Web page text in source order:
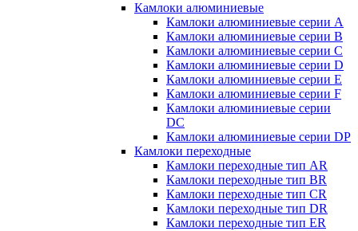
Камлоки алюминиевые
Камлоки алюминиевые серии А
Камлоки алюминиевые серии B
Камлоки алюминиевые серии C
Камлоки алюминиевые серии D
Камлоки алюминиевые серии E
Камлоки алюминиевые серии F
Камлоки алюминиевые серии
DC
Камлоки алюминиевые серии DP
Камлоки переходные
Камлоки переходные тип AR
Камлоки переходные тип BR
Камлоки переходные тип CR
Камлоки переходные тип DR
Камлоки переходные тип ER